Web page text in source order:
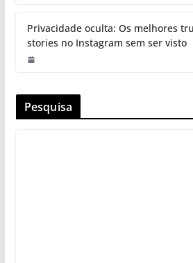
Privacidade oculta: Os melhores
stories no Instagram sem ser visto
Pesquisa